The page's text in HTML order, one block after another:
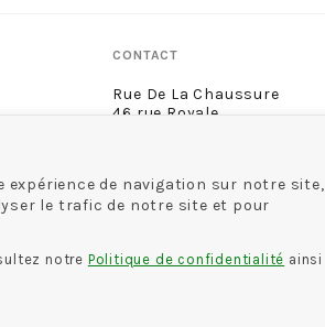
CONTACT
Rue De La Chaussure
46 rue Royale
de navigation sur notre site,
le trafic de notre site et pour
notre Politique de confidentialité ainsi